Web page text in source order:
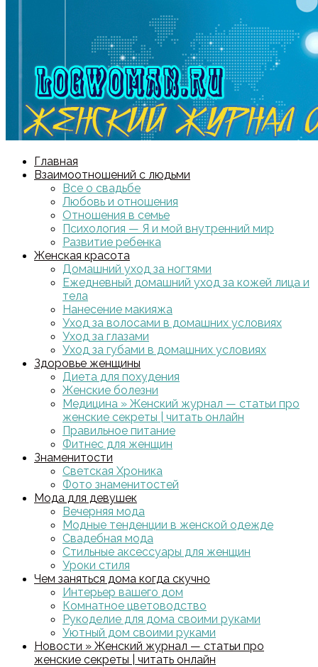
Главная
Взаимоотношений с людьми
Все о свадьбе
Любовь и отношения
Отношения в семье
Психология — Я и мой внутренний мир
Развитие ребенка
Женская красота
Домашний уход за ногтями
Ежедневный домашний уход за кожей лица и
тела
Нанесение макияжа
Уход за волосами в домашних условиях
Уход за глазами
Уход за губами в домашних условиях
Здоровье женщины
Диета для похудения
Женские болезни
Медицина » Женский журнал — статьи про
женские секреты | читать онлайн
Правильное питание
Фитнес для женщин
Знаменитости
Светская Хроника
Фото знаменитостей
Мода для девушек
Вечерняя мода
Модные тенденции в женской одежде
Свадебная мода
Стильные аксессуары для женщин
Уроки стиля
Чем заняться дома когда скучно
Интерьер вашего дом
Комнатное цветоводство
Рукоделие для дома своими руками
Уютный дом своими руками
Новости » Женский журнал — статьи про
женские секреты | читать онлайн